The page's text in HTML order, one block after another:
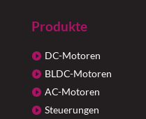
Produkte
DC-Motoren
BLDC-Motoren
AC-Motoren
Steuerungen